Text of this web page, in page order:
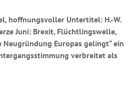
hoffnungsvoller Untertitel: H.-W.
Juni: Brexit, Flüchtlingswelle,
Neugründung Europas gelingt“ ein
verbreitet als